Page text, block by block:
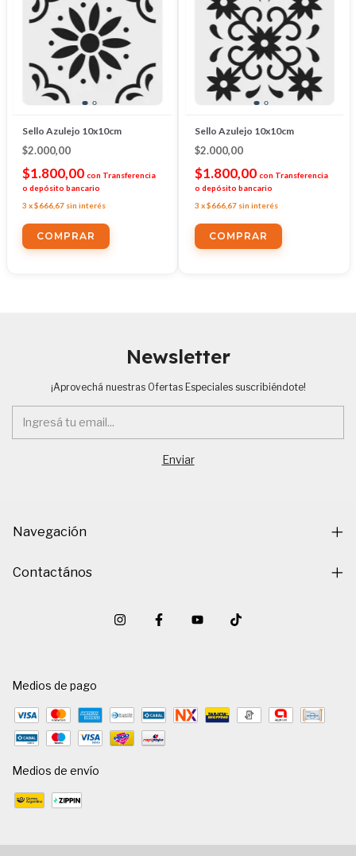
Sello Azulejo 10x10cm
$2.000,00
$1.800,00 con Transferencia
o depósito bancario
3 x$666,67 sin interés
Sello Azulejo 10x10cm
$2.000,00
$1.800,00 con Transferencia
o depósito bancario
3 x$666,67 sin interés
Newsletter
¡Aprovechá nuestras Ofertas Especiales suscribiéndote!
Navegación
Contactános
Medios de pago
Medios de envío